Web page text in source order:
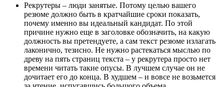
Рекрутеры – люди занятые. Потому целью вашего
резюме должно быть в кратчайшие сроки показать,
почему именно вы идеальный кандидат. По этой
причине нужно еще в заголовке обозначить, на какую
должность вы претендуете, а сам текст резюме излагать
лаконично, тезисно. Не нужно растекаться мыслью по
древу на пять страниц текста – у рекрутера просто нет
времени читать такие опусы. В лучшем случае он не
дочитает его до конца. В худшем – и вовсе не возьмется